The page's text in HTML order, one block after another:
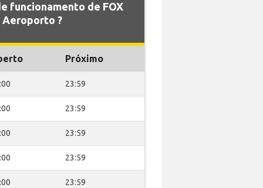
funcionamento de FOX
Aeroporto ?
Próximo
23:59
23:59
23:59
23:59
23:59